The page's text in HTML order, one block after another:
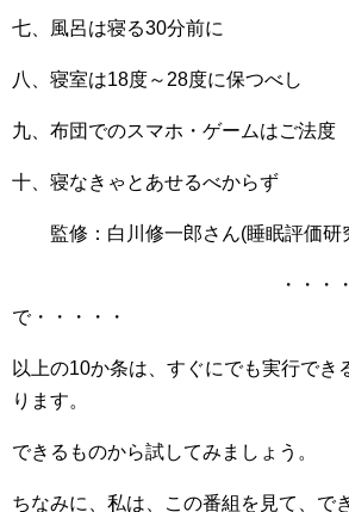
七、風呂は寝る30分前に
八、寝室は18度～28度に保つべし
九、布団でのスマホ・ゲームはご法度
十、寝なきゃとあせるべからず
監修：白川修一郎さん(睡眠評価研
・・・・・・・
で・・・・・
以上の10か条は、すぐにでも実行でき
ります。
できるものから試してみましょう。
ちなみに、私は、この番組を見て、で